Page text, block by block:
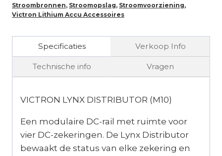
Stroombronnen, Stroomopslag, Stroomvoorziening,
Victron Lithium Accu Accessoires
Specificaties Verkoop Info
Technische info Vragen
VICTRON LYNX DISTRIBUTOR (M10)
Een modulaire DC-rail met ruimte voor
vier DC-zekeringen. De Lynx Distributor
bewaakt de status van elke zekering en